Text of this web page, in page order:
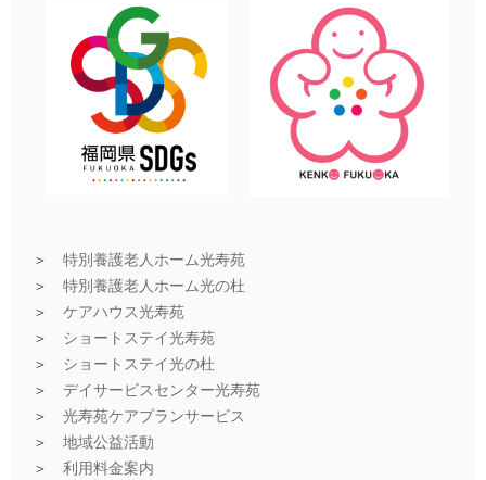
＞特別養護老人ホーム光寿苑
＞特別養護老人ホーム光の杜
＞ケアハウス光寿苑
＞ ショートステイ光寿苑
＞ ショートステイ光の杜
＞デイサービスセンター光寿苑
＞光寿苑ケアプランサービス
＞地域公益活動
＞利用料金案内